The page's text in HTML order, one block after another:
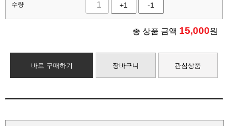
수량 +1 -1
총 상품 금액 15,000원
바로 구매하기 장바구니 관심상품